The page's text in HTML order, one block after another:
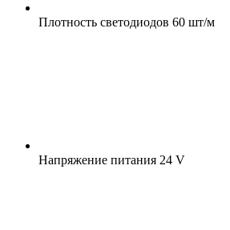
Плотность светодиодов 60 шт/м
Напряжение питания 24 V